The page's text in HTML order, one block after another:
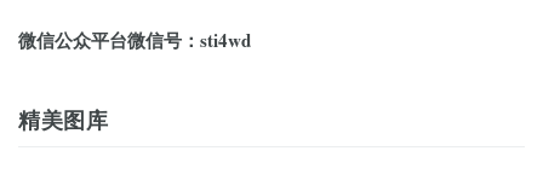
微信公众平台微信号：sti4wd
精美图库